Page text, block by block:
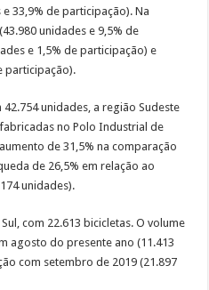
33,9% de participação). Na
unidades e 9,5% de
e 1,5% de participação) e
participação).
42.754 unidades, a região Sudeste
no Polo Industrial de
de 31,5% na comparação
de 26,5% em relação ao
unidades).
com 22.613 bicicletas. O volume
agosto do presente ano (11.413
com setembro de 2019 (21.897